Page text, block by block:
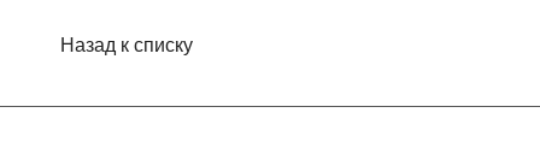
Назад к списку